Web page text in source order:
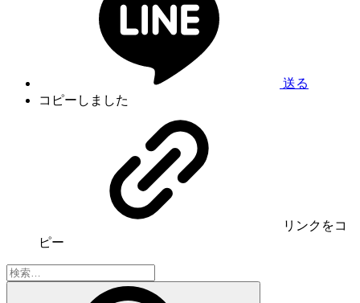
送る
コピーしました
リンク をコ
ピー
検
索: